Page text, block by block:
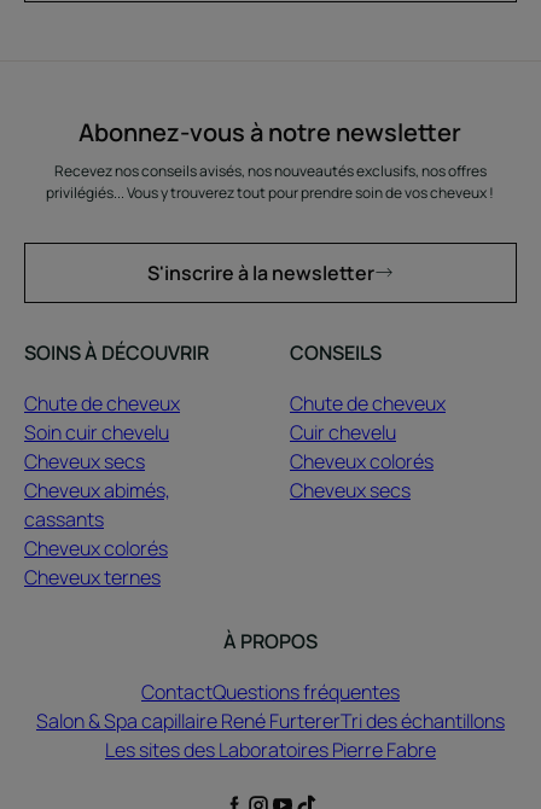
Abonnez-vous à notre newsletter
Recevez nos conseils avisés, nos nouveautés exclusifs, nos offres
privilégiés... Vous y trouverez tout pour prendre soin de vos cheveux !
S'inscrire à la newsletter
SOINS À DÉCOUVRIR
Chute de cheveux
Soin cuir chevelu
Cheveux secs
Cheveux abimés,
cassants
Cheveux colorés
Cheveux ternes
CONSEILS
Chute de cheveux
Cuir chevelu
Cheveux colorés
Cheveux secs
À PROPOS
ContactQuestions fréquentes
Salon & Spa capillaire René FurtererTri des échantillons
Les sites des Laboratoires Pierre Fabre